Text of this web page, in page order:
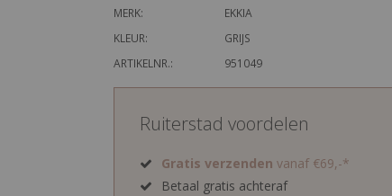
MERK:
EKKIA
KLEUR:
GRIJS
ARTIKELNR.:
951049
Ruiterstad voordelen
Gratis verzenden vanaf €69,-*
Betaal gratis achteraf